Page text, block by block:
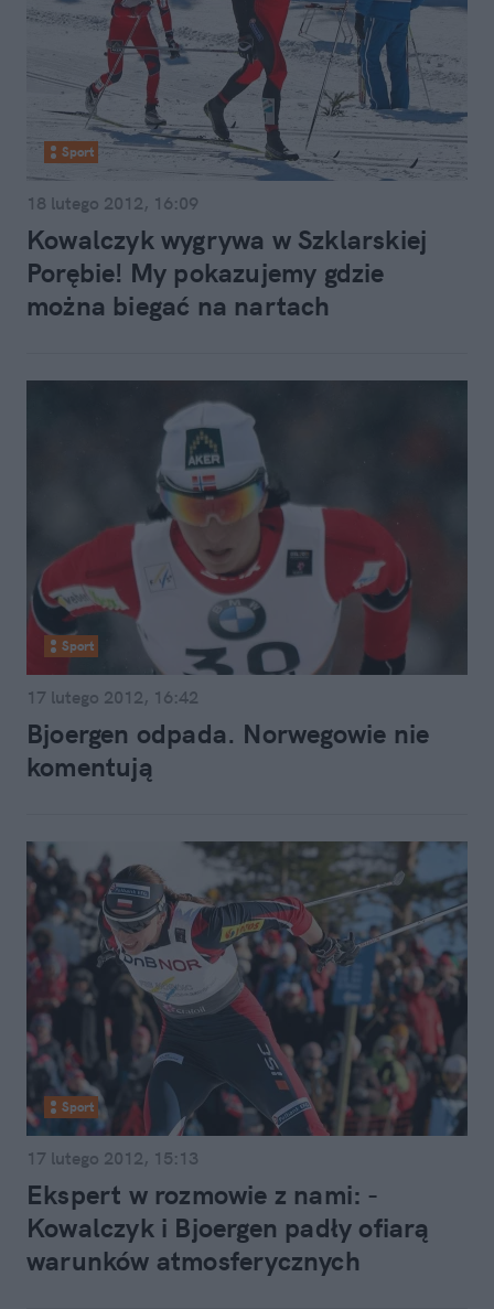
Sport
18 lutego 2012, 16:09
Kowalczyk wygrywa w Szklarskiej
Porębie! My pokazujemy gdzie
można biegać na nartach
Sport
17 lutego 2012, 16:42
Bjoergen odpada. Norwegowie nie
komentują
Sport
17 lutego 2012, 15:13
Ekspert w rozmowie z nami: -
Kowalczyk i Bjoergen padły ofiarą
warunków atmosferycznych